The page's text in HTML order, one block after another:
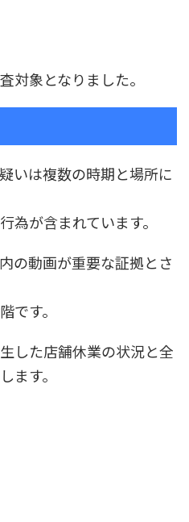
対象となりました。
いは複数の時期と場所に
為が含まれています。
の動画が重要な証拠とさ
です。
した店舗休業の状況と全
ます。